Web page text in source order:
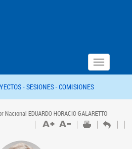
Toggle
navigation
-SESIONES -COMISIONES
Nacional EDUARDO HORACIO GALARETTO